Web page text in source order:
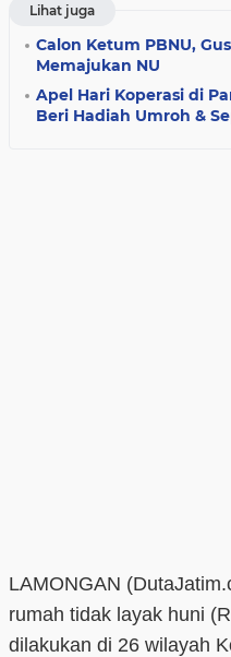
Lihat juga
Calon Ketum PBNU,
Memajukan NU
Apel Hari Koperasi di
Beri Hadiah Umroh &
LAMONGAN
rumah tidak layak huni
dilakukan di 26 wilayah